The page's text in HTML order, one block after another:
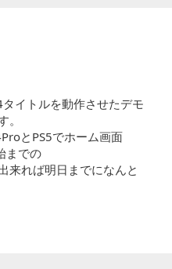
イトルを動作させたデモ
とPS5でホーム画面
までの
来れば明日までになんと